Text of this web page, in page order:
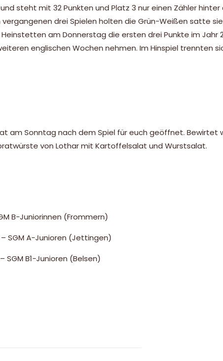
steht mit 32 Punkten und Platz 3 nur einen Zähler
drei Spielen holten die Grün-Weißen satte
am Donnerstag die ersten drei Punkte im Jahr
englischen Wochen nehmen. Im Hinspiel trennten
am Sonntag nach dem Spiel für euch geöffnet. Bewirtet
von Lothar mit Kartoffelsalat und Wurstsalat.
B-Juniorinnen (Frommern)
SGM A-Junioren (Jettingen)
SGM B1-Junioren (Belsen)